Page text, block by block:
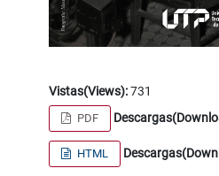
Vistas(Views):731
PDF
HTML